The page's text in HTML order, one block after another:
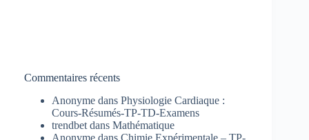
Commentaires récents
Anonyme dans Physiologie Cardiaque :
Cours-Résumés-TP-TD-Examens
trendbet dans Mathématique
Anonyme dans Chimie Expérimentale – TP-